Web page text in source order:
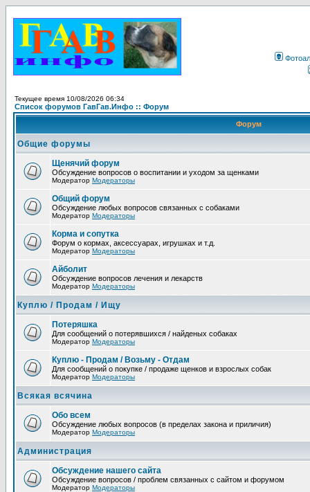
Текущее время 10/08/2026 06:34
Список форумов ГавГав.Инфо :: Форум
Форум
Общие форумы
Щенячий форум
Обсуждение вопросов о воспитании и уходом за щенками
Модератор Модераторы
Общий форум
Обсуждение любых вопросов связанных с собаками
Модератор Модераторы
Корма и сопутка
Форум о кормах, аксессуарах, игрушках и т.д.
Модератор Модераторы
Айболит
Обсуждение вопросов лечения и лекарств
Модератор Модераторы
Куплю / Продам / Ищу
Потеряшка
Для сообщений о потерявшихся / найденых собаках
Модератор Модераторы
Куплю - Продам / Возьму - Отдам
Для сообщений о покупке / продаже щенков и взрослых собак
Модератор Модераторы
Всякая всячина
Обо всем
Обсуждение любых вопросов (в пределах закона и приличия)
Модератор Модераторы
Администрация
Обсуждение нашего сайта
Обсуждение вопросов / проблем связанных с сайтом и форумом
Модератор Модераторы